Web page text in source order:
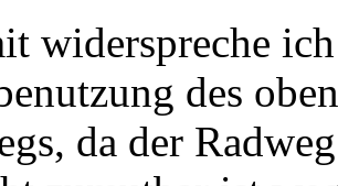
widerspreche
des
da der Radweg